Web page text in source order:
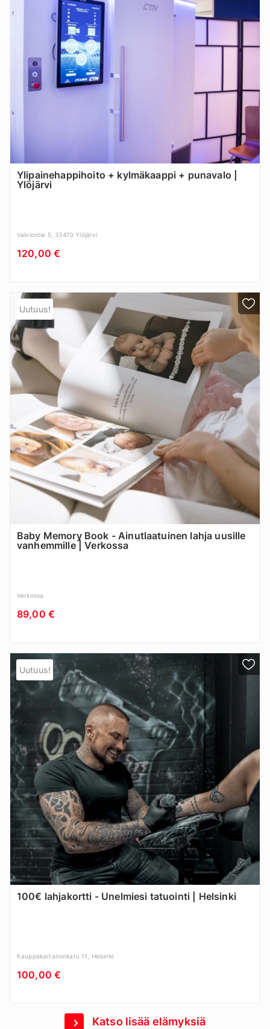
Ylipainehappihoito + kylmäkaappi + punavalo |
Ylöjärvi
Vainiontie 5, 33470 Ylöjärvi
120,00 €
Uutuus!
Baby Memory Book - Ainutlaatuinen lahja uusille
vanhemmille | Verkossa
Verkossa
89,00 €
Uutuus!
100€ lahjakortti - Unelmiesi tatuointi | Helsinki
Kauppakartanonkatu 11, Helsinki
100,00 €
Katso lisää elämyksiä